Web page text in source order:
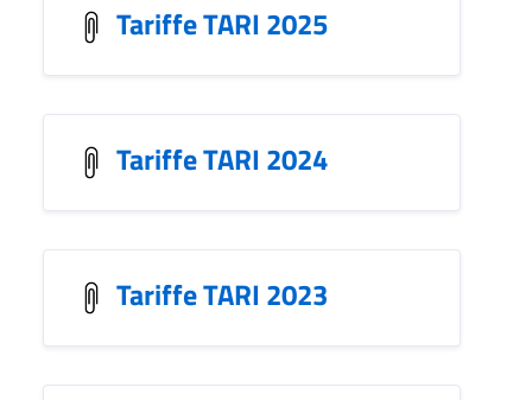
Tariffe TARI 2025
Tariffe TARI 2024
Tariffe TARI 2023